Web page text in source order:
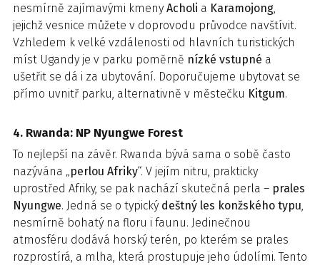
nesmírně zajímavými kmeny Acholi a Karamojong,
jejichž vesnice můžete v doprovodu průvodce navštívit.
Vzhledem k velké vzdálenosti od hlavních turistických
míst Ugandy je v parku poměrně nízké vstupné a
ušetřit se dá i za ubytování. Doporučujeme ubytovat se
přímo uvnitř parku, alternativně v městečku Kitgum.
4. Rwanda: NP Nyungwe Forest
To nejlepší na závěr. Rwanda bývá sama o sobě často
nazývána „perlou Afriky“. V jejím nitru, prakticky
uprostřed Afriky, se pak nachází skutečná perla – prales
Nyungwe. Jedná se o typický deštný les konžského typu,
nesmírně bohatý na floru i faunu. Jedinečnou
atmosféru dodává horský terén, po kterém se prales
rozprostírá, a mlha, která prostupuje jeho údolími. Tento